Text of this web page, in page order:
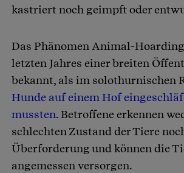
kastriert noch geimpft oder
Das Phänomen Animal-
letzten Jahres einer breiten
bekannt, als im solothurnischen
Hunde auf einem Hof
mussten. Betroffene erkennen
schlechten Zustand der Tiere
Überforderung und können die
angemessen versorgen.